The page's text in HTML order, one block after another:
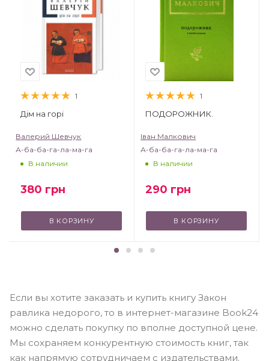
1
Дім на горі
Валерий Шевчук
А-ба-ба-га-ла-ма-га
В наличии
380 грн
В КОРЗИНУ
1
ПОДОРОЖНИК.
Іван Малкович
А-ба-ба-га-ла-ма-га
В наличии
290 грн
В КОРЗИНУ
Если вы хотите заказать и купить книгу Закон
равлика недорого, то в интернет-магазине Book24
можно сделать покупку по вполне доступной цене.
Мы сохраняем конкурентную стоимость книг, так
как напрямую сотрудничаем с издательствами.